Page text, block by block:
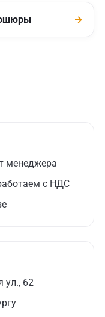
→
менеджера
с НДС
ул., 62